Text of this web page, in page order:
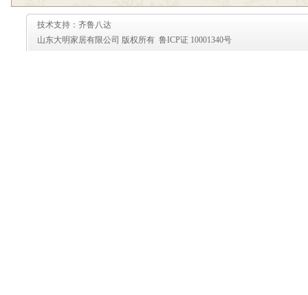
技术支持：齐鲁八达
山东大明家居有限公司 版权所有 鲁ICP证 10001340号